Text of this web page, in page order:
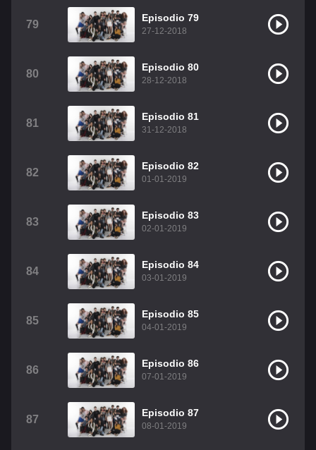
79
Episodio 79
27-12-2018
80
Episodio 80
28-12-2018
81
Episodio 81
31-12-2018
82
Episodio 82
01-01-2019
83
Episodio 83
02-01-2019
84
Episodio 84
03-01-2019
85
Episodio 85
04-01-2019
86
Episodio 86
07-01-2019
87
Episodio 87
08-01-2019